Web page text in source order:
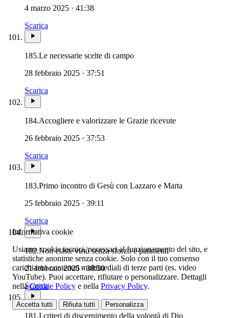
4 marzo 2025 · 41:38
Scarica
185.Le necessarie scelte di campo
28 febbraio 2025 · 37:51
Scarica
184.Accogliere e valorizzare le Grazie ricevute
26 febbraio 2025 · 37:53
Scarica
183.Primo incontro di Gesù con Lazzaro e Marta
25 febbraio 2025 · 39:11
Scarica
182.Non esiste virtù senza sforzo e patimenti
21 febbraio 2025 · 38:50
Scarica
181.I criteri di discernimento della volontà di Dio
Informativa cookie
Usiamo cookie tecnici, necessari al funzionamento del sito, e
statistiche anonime senza cookie. Solo con il tuo consenso
carichiamo contenuti multimediali di terze parti (es. video
YouTube). Puoi accettare, rifiutare o personalizzare. Dettagli
nellaCookie Policy e nella Privacy Policy.
Accetta tutti Rifiuta tutti Personalizza